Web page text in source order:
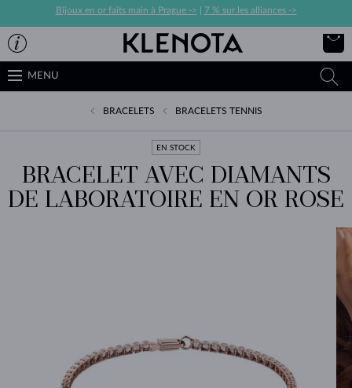
Bijoux en or faits main à Prague -> 7 % sur les alliances ->
MENU
BRACELETS BRACELETS TENNIS
EN STOCK
BRACELET AVEC DIAMANTS
DE LABORATOIRE EN OR ROSE